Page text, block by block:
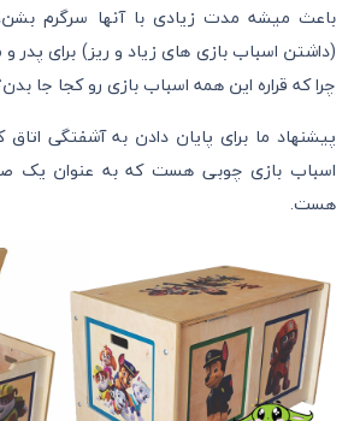
باعث میشه مدت زیادی با آنها سرگرم بشن،
(داشتن اسباب بازی های زیاد و ریز) برای پدر
چرا که قراره این همه اسباب بازی رو کجا جا
پیشنهاد ما برای پایان دادن به آشفتگی
اسباب بازی چوبی هست که به عنوان یک
هست.